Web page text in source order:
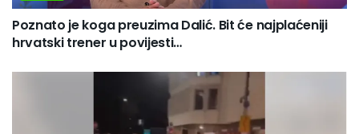
Poznato je koga preuzima Dalić. Bit će najplaćeniji
hrvatski trener u povijesti…